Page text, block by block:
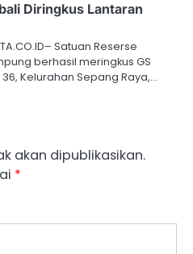
Diringkus Lantaran
Satuan Reserse
berhasil meringkus GS
Kelurahan Sepang Raya,…
akan dipublikasikan.
*